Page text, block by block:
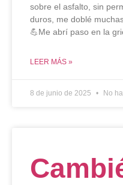
sobre el asfalto, sin
duros, me doblé
💪Me abrí paso en la
LEER MÁS »
8 de junio de 2025 No